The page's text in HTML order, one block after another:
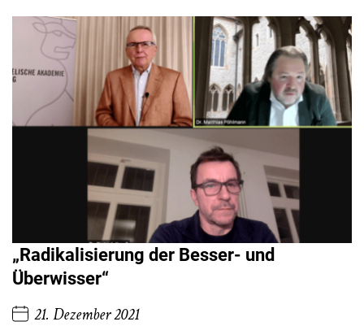
„Radikalisierung der Besser- und
Überwisser“
21. Dezember 2021